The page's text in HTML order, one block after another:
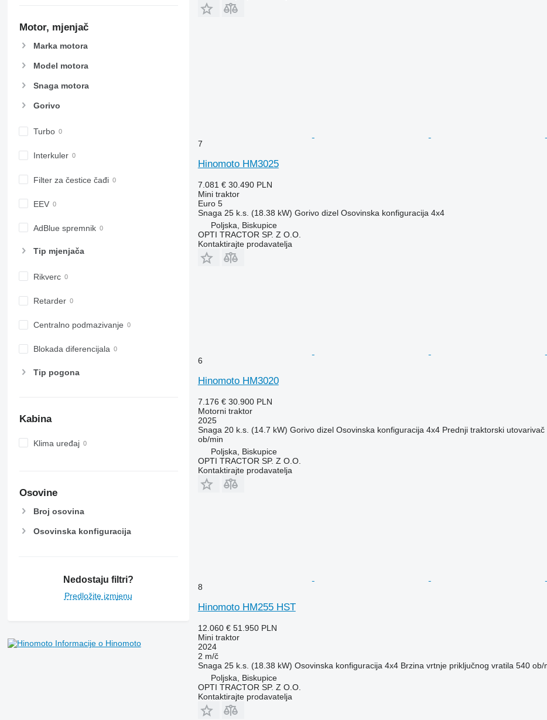
6195 R
6215
6220
6250
6320
6410
6510
6520
6600
6620
6810
6830
6910
7200
7230 R
7270 R
7290 R
7310 R
7700
7720
7810
7724
8240
8250
8660
8727
8737
Motor, mjenjač
Marka motora
Model motora
Snaga motora
Gorivo
Turbo
Interkuler
Filter za čestice čađi
EEV
AdBlue spremnik
Tip mјenjača
Rikverc
Retarder
Centralno podmazivanje
Blokada diferencijala
Tip pogona
Kabina
Klima uređaj
Osovine
Broj osovina
Osovinska konfiguracija
Nedostaju filtri?
Predložite izmjenu
Informacije o Hinomoto
7
Hinomoto HM3025
7.081 € 30.490 PLN
Mini traktor
Euro 5
Snaga 25 k.s. (18.38 kW) Gorivo dizel Osovinska konfiguracija 4x4
Poljska, Biskupice
OPTI TRACTOR SP. Z O.O.
Kontaktirajte prodavatelja
6
Hinomoto HM3020
7.176 € 30.900 PLN
Motorni traktor
2025
Snaga 20 k.s. (14.7 kW) Gorivo dizel Osovinska konfiguracija 4x4 Prednji traktorski utovarivač
ob/min
Poljska, Biskupice
OPTI TRACTOR SP. Z O.O.
Kontaktirajte prodavatelja
8
Hinomoto HM255 HST
12.060 € 51.950 PLN
Mini traktor
2024
2 m/č
Snaga 25 k.s. (18.38 kW) Osovinska konfiguracija 4x4 Brzina vrtnje priključnog vratila 540 ob/
Poljska, Biskupice
OPTI TRACTOR SP. Z O.O.
Kontaktirajte prodavatelja